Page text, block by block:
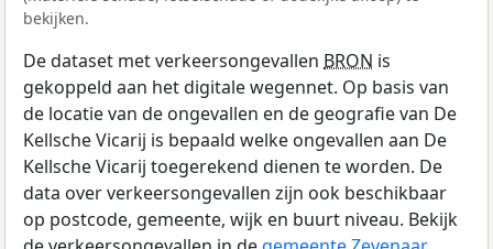
bekijken.
De dataset met verkeersongevallen BRON is
gekoppeld aan het digitale wegennet. Op basis van
de locatie van de ongevallen en de geografie van De
Kellsche Vicarij is bepaald welke ongevallen aan De
Kellsche Vicarij toegerekend dienen te worden. De
data over verkeersongevallen zijn ook beschikbaar
op postcode, gemeente, wijk en buurt niveau. Bekijk